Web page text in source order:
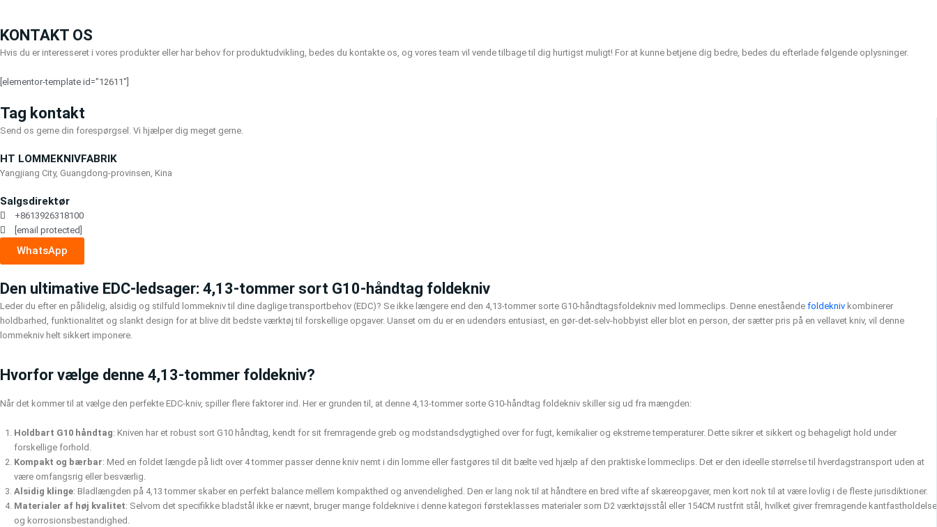
KONTAKT OS
Hvis du er interesseret i vores produkter eller har behov for produktudvikling, bedes du kontakte os, og vores team vil vende tilbage til dig hurtigst muligt! For at kunne betjene dig bedre, bedes du efterlade følgende oplysninger.
[elementor-template id="12611"]
Tag kontakt
Send os gerne din forespørgsel. Vi hjælper dig meget gerne.
HT LOMMEKNIVFABRIK
Yangjiang City, Guangdong-provinsen, Kina
Salgsdirektør
+8613926318100
[email protected]
WhatsApp
Den ultimative EDC-ledsager: 4,13-tommer sort G10-håndtag foldekniv
Leder du efter en pålidelig, alsidig og stilfuld lommekniv til dine daglige transportbehov (EDC)? Se ikke længere end den 4,13-tommer sorte G10-håndtagsfoldekniv med lommeclips. Denne enestående foldekniv kombinerer
holdbarhed, funktionalitet og slankt design for at blive dit bedste værktøj til forskellige opgaver. Uanset om du er en udendørs entusiast, en gør-det-selv-hobbyist eller blot en person, der sætter pris på en vellavet kniv, vil denne
lommekniv helt sikkert imponere.
Hvorfor vælge denne 4,13-tommer foldekniv?
Når det kommer til at vælge den perfekte EDC-kniv, spiller flere faktorer ind. Her er grunden til, at denne 4,13-tommer sorte G10-håndtag foldekniv skiller sig ud fra mængden:
Holdbart G10 håndtag: Kniven har et robust sort G10 håndtag, kendt for sit fremragende greb og modstandsdygtighed over for fugt, kemikalier og ekstreme temperaturer. Dette sikrer et sikkert og behageligt hold under
forskellige forhold.
Kompakt og bærbar: Med en foldet længde på lidt over 4 tommer passer denne kniv nemt i din lomme eller fastgøres til dit bælte ved hjælp af den praktiske lommeclips. Det er den ideelle størrelse til hverdagstransport uden at
være omfangsrig eller besværlig.
Alsidig klinge: Bladlængden på 4,13 tommer skaber en perfekt balance mellem kompakthed og anvendelighed. Den er lang nok til at håndtere en bred vifte af skæreopgaver, men kort nok til at være lovlig i de fleste jurisdiktioner.
Materialer af høj kvalitet: Selvom det specifikke bladstål ikke er nævnt, bruger mange foldeknive i denne kategori førsteklasses materialer som D2 værktøjsstål eller 154CM rustfrit stål, hvilket giver fremragende kantfastholdelse
og korrosionsbestandighed.